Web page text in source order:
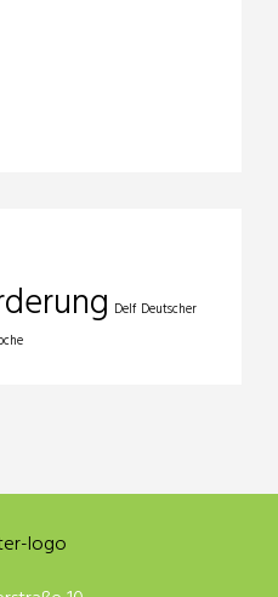
Delf Deutscher